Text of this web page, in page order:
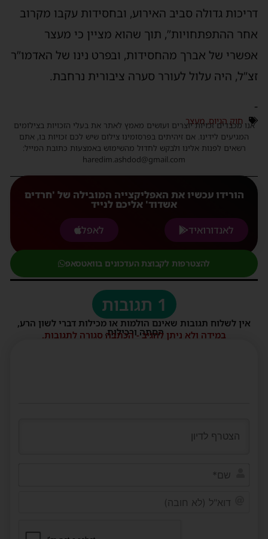
דריכות גדולה סביב האירוע, ובחסידות עקבו מקרוב
אחר ההתפתחויות”, תוך שהוא מציין כי מעצר
אפשרי של אברך מהחסידות, ובפרט נינו של האדמו”ר
זצ”ל, היה עלול לעורר סערה ציבורית נרחבת.
-
חוק הגיוס, מעצר
אנו מכבדים זכויות יוצרים ועושים מאמץ לאתר את בעלי הזכויות בצילומים
המגיעים לידינו. אם זיהיתים בפרסומינו צילום שיש לכם זכויות בו, אתם
רשאים לפנות אלינו ולבקש לחדול מהשימוש באמצעות כתובת המייל:
haredim.ashdod@gmail.com
הורידו עכשיו את האפליקצייה המובילה של 'חרדים
אשדוד' אליכם לנייד
לאנדורואיד
לאפל
להצטרפות לקבוצת העדכונים בוואטסאפ
1 תגובות
אין לשלוח תגובות שאינם הולמות או מכילות דברי לשון הרע,
הסתה ורכילות.
במידה ולא ניתן להגיב - הכתבה סגורה לתגובות.